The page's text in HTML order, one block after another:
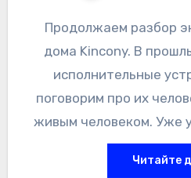
Продолжаем разбор
дома Kincony. В
исполнительные
поговорим про их
живым человеком. Уже
для управления, но
физические
Читайте